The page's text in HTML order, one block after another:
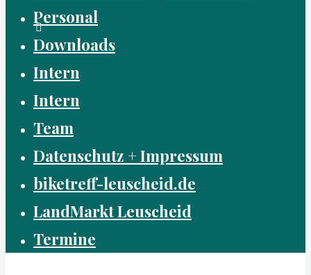
nach:
Personal
Downloads
Intern
Intern
Team
Datenschutz + Impressum
biketreff-leuscheid.de
LandMarkt Leuscheid
Termine